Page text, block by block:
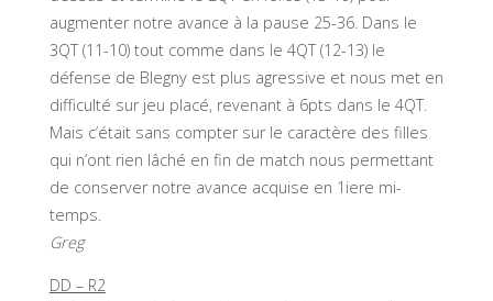
augmenter notre avance à la pause 25-36. Dans le
3QT (11-10) tout comme dans le 4QT (12-13) le
défense de Blegny est plus agressive et nous met en
difficulté sur jeu placé, revenant à 6pts dans le 4QT.
Mais c’était sans compter sur le caractère des filles
qui n’ont rien lâché en fin de match nous permettant
de conserver notre avance acquise en 1iere mi-
temps.
Greg
DD – R2